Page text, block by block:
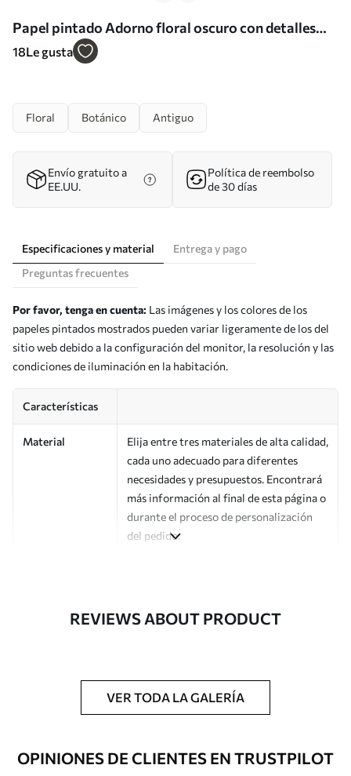
Papel pintado Adorno floral oscuro con detalles
naranjas a00411
18Le gusta
Floral Botánico Antiguo
Envío gratuito a
EE.UU.
Política de reembolso
de 30 días
Especificaciones y material
Entrega y pago
Preguntas frecuentes
Por favor, tenga en cuenta: Las imágenes y los colores de los
papeles pintados mostrados pueden variar ligeramente de los del
sitio web debido a la configuración del monitor, la resolución y las
condiciones de iluminación en la habitación.
Características
Material
Elija entre tres materiales de alta calidad,
cada uno adecuado para diferentes
necesidades y presupuestos. Encontrará
más información al final de esta página o
durante el proceso de personalización
del pedido.
Impreso bajo pedido y entregado en
rollos de hasta 50 cm de ancho.
Opciones
adicionales
Disponible con recubrimiento de barniz
y/o adhesivo para empapelar.
REVIEWS ABOUT PRODUCT
VER TODA LA GALERÍA
OPINIONES DE CLIENTES EN TRUSTPILOT